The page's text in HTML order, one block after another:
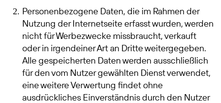
Personenbezogene Daten, die im Rahmen der
Nutzung der Internetseite erfasst wurden, werden
nicht für Werbezwecke missbraucht, verkauft
oder in irgendeiner Art an Dritte weitergegeben.
Alle gespeicherten Daten werden ausschließlich
für den vom Nutzer gewählten Dienst verwendet,
eine weitere Verwertung findet ohne
ausdrückliches Einverständnis durch den Nutzer